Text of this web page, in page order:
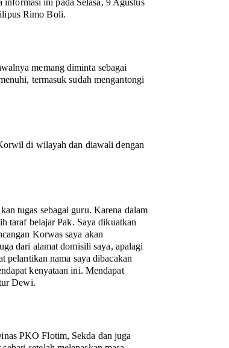
Rimo Boli.
memang diminta sebagai
termasuk sudah mengantongi
di wilayah dan diawali dengan
tugas sebagai guru. Karena dalam
taraf belajar Pak. Saya dikuatkan
Korwas saya akan
dari alamat domisili saya, apalagi
pelantikan nama saya dibacakan
kenyataan ini. Mendapat
Dewi.
PKO Flotim, Sekda dan juga